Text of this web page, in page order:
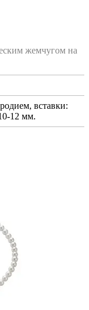
жемчугом на
вставки:
12 мм.